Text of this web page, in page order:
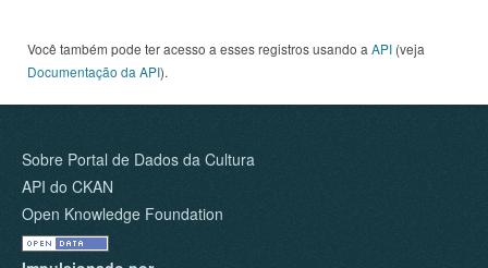
Você também pode ter acesso a esses registros usando a API (veja
Documentação da API).
Sobre Portal de Dados da Cultura
API do CKAN
Open Knowledge Foundation